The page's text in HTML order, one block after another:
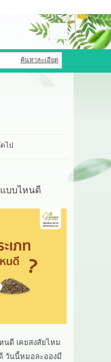
ก
ค้นหาละเอียด
ไป
บบไหนดี
นดี เคยสงสัยไหม
วันนี้หมอละอองมี